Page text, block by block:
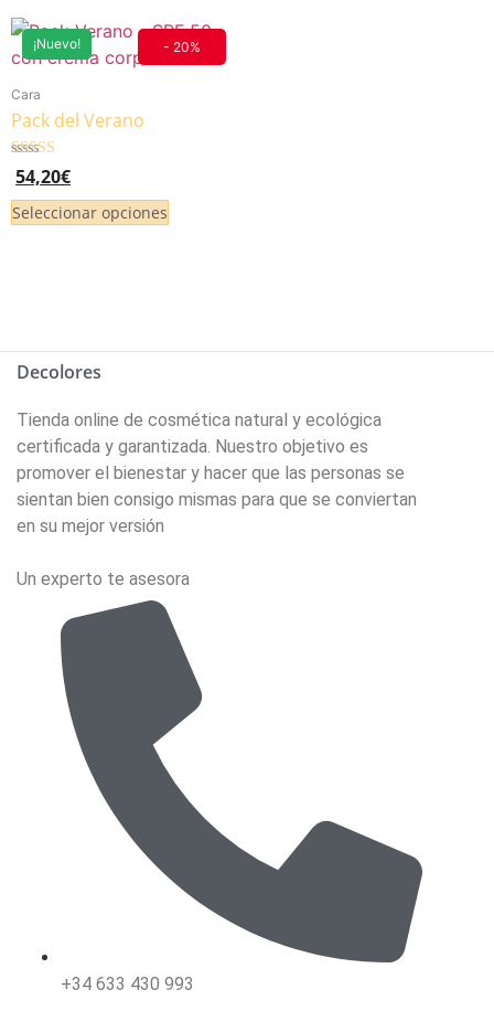
¡Nuevo! - 20%
Cara
Pack del Verano
Valorado
5.00
de 5
54,20€
Seleccionar opciones
Decolores
Tienda online de cosmética natural y ecológica
certificada y garantizada. Nuestro objetivo es
promover el bienestar y hacer que las personas se
sientan bien consigo mismas para que se conviertan
en su mejor versión
Un experto te asesora
+34 633 430 993